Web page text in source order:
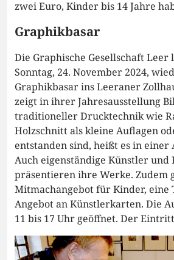
zwei Euro, Kinder bis 14 Jahre
Graphikbasar
Die Graphische Gesellschaft
Sonntag, 24. November 2024,
Graphikbasar ins Leeraner
zeigt in ihrer Jahresausstellung
traditioneller Drucktechnik wie
Holzschnitt als kleine Auflagen
entstanden sind, heißt es in einer
Auch eigenständige Künstler
präsentieren ihre Werke. Zudem
Mitmachangebot für Kinder, eine
Angebot an Künstlerkarten. Die
11 bis 17 Uhr geöffnet. Der